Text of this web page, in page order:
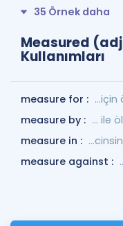
35 Örnek daha
Measured
Kullanımları
measure for : …için
measure by : ... ile
measure in :
measure against :